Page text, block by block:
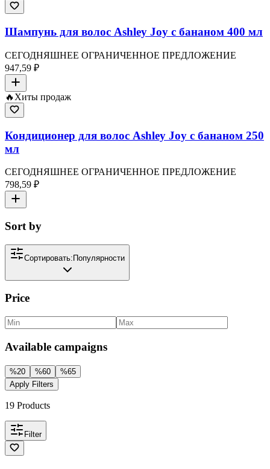
Шампунь для волос Ashley Joy с бананом 400 мл
СЕГОДНЯШНЕЕ ОГРАНИЧЕННОЕ ПРЕДЛОЖЕНИЕ
947,59 ₽
🔥 Хиты продаж
Кондиционер для волос Ashley Joy с бананом 250
мл
СЕГОДНЯШНЕЕ ОГРАНИЧЕННОЕ ПРЕДЛОЖЕНИЕ
798,59 ₽
Sort by
Сортировать: Популярности
Price
Available campaigns
%20 %60 %65
Apply Filters
19 Products
Filter